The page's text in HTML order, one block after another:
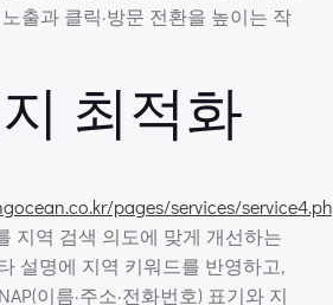
출과 클릭·방문 전환을 높이는 작
최적화
pages/services/
지역 검색 의도에 맞게 개선하는
설명에 지역 키워드를 반영하고,
이름·주소·전화번호) 표기와 지